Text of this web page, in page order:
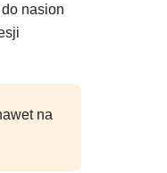
nasion
na